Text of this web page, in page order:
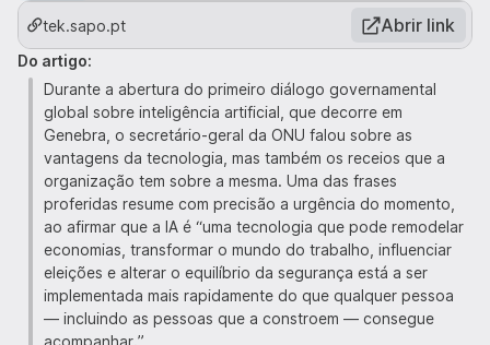
tek.sapo.pt Abrir link
Do artigo:
Durante a abertura do primeiro diálogo governamental
global sobre inteligência artificial, que decorre em
Genebra, o secretário-geral da ONU falou sobre as
vantagens da tecnologia, mas também os receios que a
organização tem sobre a mesma. Uma das frases
proferidas resume com precisão a urgência do momento,
ao afirmar que a IA é “uma tecnologia que pode remodelar
economias, transformar o mundo do trabalho, influenciar
eleições e alterar o equilíbrio da segurança está a ser
implementada mais rapidamente do que qualquer pessoa
— incluindo as pessoas que a constroem — consegue
acompanhar.”